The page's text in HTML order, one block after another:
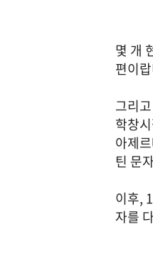
몇 개
편이
그리
학창
아제
틴 문
이후,
자를